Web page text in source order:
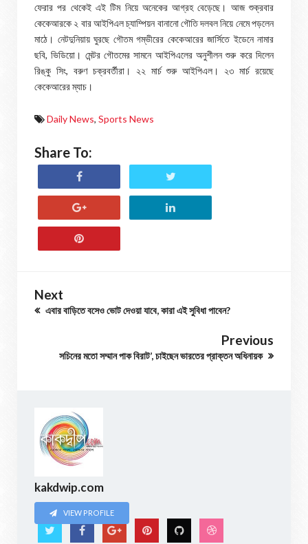
ফেরার পর থেকেই এই টিম নিয়ে অনেকের আগ্রহ বেড়েছে। আজ শুক্রবার
কেকেআরকে ২ বার আইপিএল চ্যাম্পিয়ন বানানো গৌতি দলবল নিয়ে নেমে পড়লেন
মাঠে। নেটদুনিয়ায় ঘুরছে গৌতম গম্ভীরের কেকেআরের জার্সিতে ইডেনে নামার
ছবি, ভিডিয়ো। মেন্টর গৌতমের সামনে আইপিএলের অনুশীলন শুরু করে দিলেন
রিঙ্কু সিং, বরুণ চক্রবর্তীরা। ২২ মার্চ শুরু আইপিএল। ২৩ মার্চ রয়েছে
কেকেআরের ম্যাচ।
Daily News, Sports News
Share To:
Next
এবার বাড়িতে বসেও ভোট দেওয়া যাবে, কারা এই সুবিধা পাবেন?
Previous
সচিনের মতো সম্মান পাক বিরাট’, চাইছেন ভারতের প্রাক্তন অধিনায়ক
kakdwip.com
VIEW PROFILE